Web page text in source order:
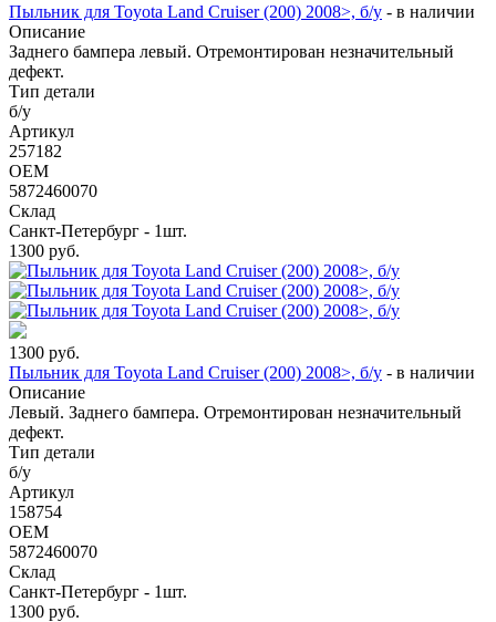
Пыльник для Toyota Land Cruiser (200) 2008>, б/у - в наличии
Описание
Заднего бампера левый. Отремонтирован незначительный
дефект.
Тип детали
б/у
Артикул
257182
OEM
5872460070
Склад
Санкт-Петербург - 1шт.
1300 руб.
1300 руб.
Пыльник для Toyota Land Cruiser (200) 2008>, б/у - в наличии
Описание
Левый. Заднего бампера. Отремонтирован незначительный
дефект.
Тип детали
б/у
Артикул
158754
OEM
5872460070
Склад
Санкт-Петербург - 1шт.
1300 руб.